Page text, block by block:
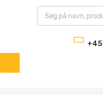
Products search
to